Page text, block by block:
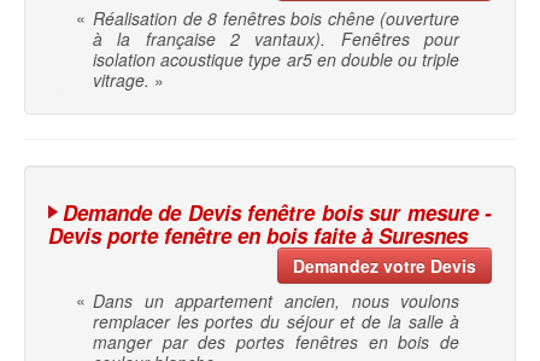
« Réalisation de 8 fenêtres bois chêne (ouverture
à la française 2 vantaux). Fenêtres pour
isolation acoustique type ar5 en double ou triple
vitrage. »
Demande de Devis fenêtre bois sur mesure -
Devis porte fenêtre en bois faite à Suresnes
Demandez votre Devis
« Dans un appartement ancien, nous voulons
remplacer les portes du séjour et de la salle à
manger par des portes fenêtres en bois de